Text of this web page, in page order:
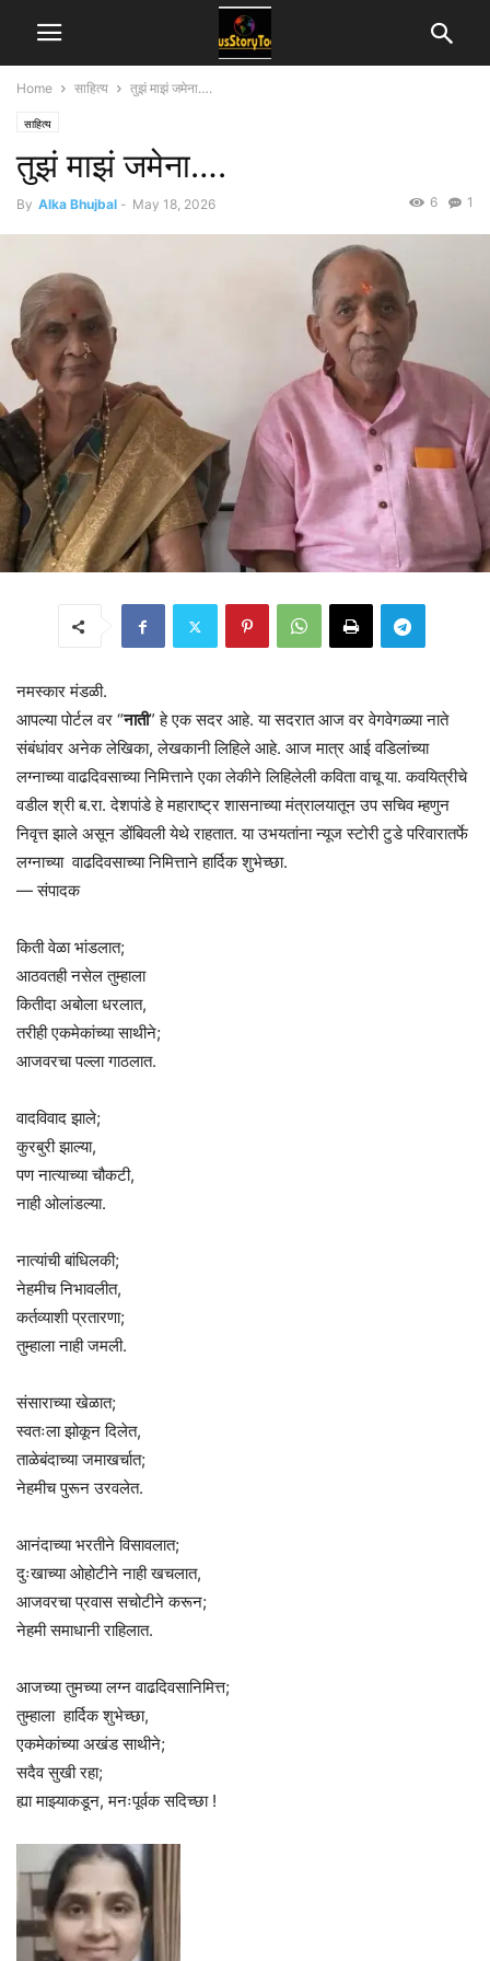
Home साहित्य तुझं माझं जमेना….
साहित्य
तुझं माझं जमेना….
By Alka Bhujbal - May 18, 2026 1
6
नमस्कार मंडळी.
आपल्या पोर्टल वर “नाती” हे एक सदर आहे. या सदरात आज वर वेगवेगळ्या नाते
संबंधांवर अनेक लेखिका, लेखकानी लिहिले आहे. आज मात्र आई वडिलांच्या
लग्नाच्या वाढदिवसाच्या निमित्ताने एका लेकीने लिहिलेली कविता वाचू या. कवयित्रीचे
वडील श्री ब.रा. देशपांडे हे महाराष्ट्र शासनाच्या मंत्रालयातून उप सचिव म्हणुन
निवृत्त झाले असून डोंबिवली येथे राहतात. या उभयतांना न्यूज स्टोरी टुडे परिवारातर्फे
लग्नाच्या वाढदिवसाच्या निमित्ताने हार्दिक शुभेच्छा.
— संपादक
किती वेळा भांडलात;
आठवतही नसेल तुम्हाला
कितीदा अबोला धरलात,
तरीही एकमेकांच्या साथीने;
आजवरचा पल्ला गाठलात.
वादविवाद झाले;
कुरबुरी झाल्या,
पण नात्याच्या चौकटी,
नाही ओलांडल्या.
नात्यांची बांधिलकी;
नेहमीच निभावलीत,
कर्तव्याशी प्रतारणा;
तुम्हाला नाही जमली.
संसाराच्या खेळात;
स्वतःला झोकून दिलेत,
ताळेबंदाच्या जमाखर्चात;
नेहमीच पुरून उरवलेत.
आनंदाच्या भरतीने विसावलात;
दुःखाच्या ओहोटीने नाही खचलात,
आजवरचा प्रवास सचोटीने करून;
नेहमी समाधानी राहिलात.
आजच्या तुमच्या लग्न वाढदिवसानिमित्त;
तुम्हाला हार्दिक शुभेच्छा,
एकमेकांच्या अखंड साथीने;
सदैव सुखी रहा;
ह्या माझ्याकडून, मनःपूर्वक सदिच्छा !